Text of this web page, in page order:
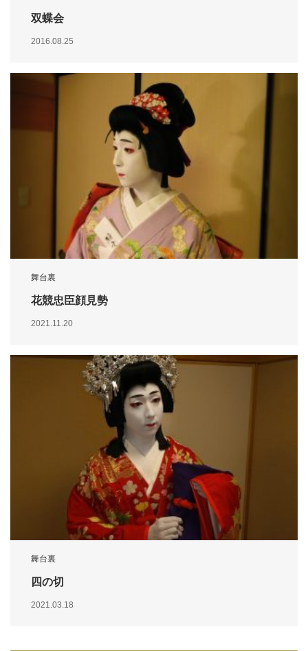
双蝶会
2016.08.25
舞台裏
花競忠臣顔見勢
2021.11.20
舞台裏
四の切
2021.03.18